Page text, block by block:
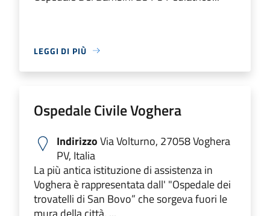
LEGGI DI PIÙ
Ospedale Civile Voghera
IndirizzoVia Volturno, 27058 Voghera
PV, Italia
La più antica istituzione di assistenza in
Voghera è rappresentata dall' "Ospedale dei
trovatelli di San Bovo” che sorgeva fuori le